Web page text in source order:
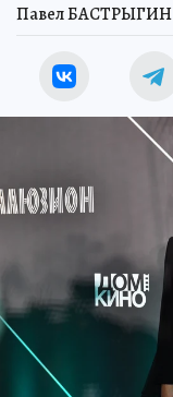
Павел БАСТРЫГИН